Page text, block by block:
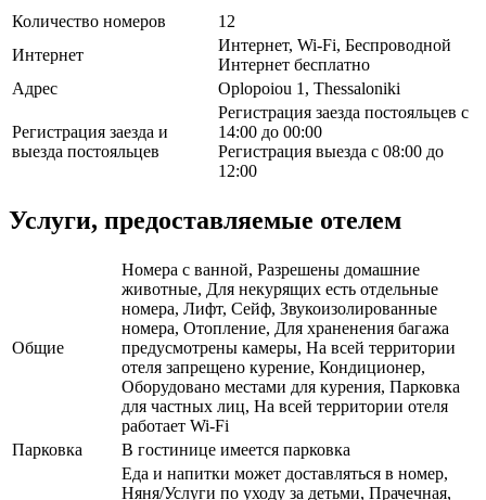
Количество номеров
12
Интернет
Интернет, Wi-Fi, Беспроводной
Интернет бесплатно
Адрес
Oplopoiou 1, Thessaloniki
Регистрация заезда и
выезда постояльцев
Регистрация заезда постояльцев с
14:00 до 00:00
Регистрация выезда с 08:00 до
12:00
Услуги, предоставляемые отелем
Общие
Номера с ванной, Разрешены домашние
животные, Для некурящих есть отдельные
номера, Лифт, Сейф, Звукоизолированные
номера, Отопление, Для храненения багажа
предусмотрены камеры, На всей территории
отеля запрещено курение, Кондиционер,
Оборудовано местами для курения, Парковка
для частных лиц, На всей территории отеля
работает Wi-Fi
Парковка
В гостинице имеется парковка
Еда и напитки может доставляться в номер,
Няня/Услуги по уходу за детьми, Прачечная,